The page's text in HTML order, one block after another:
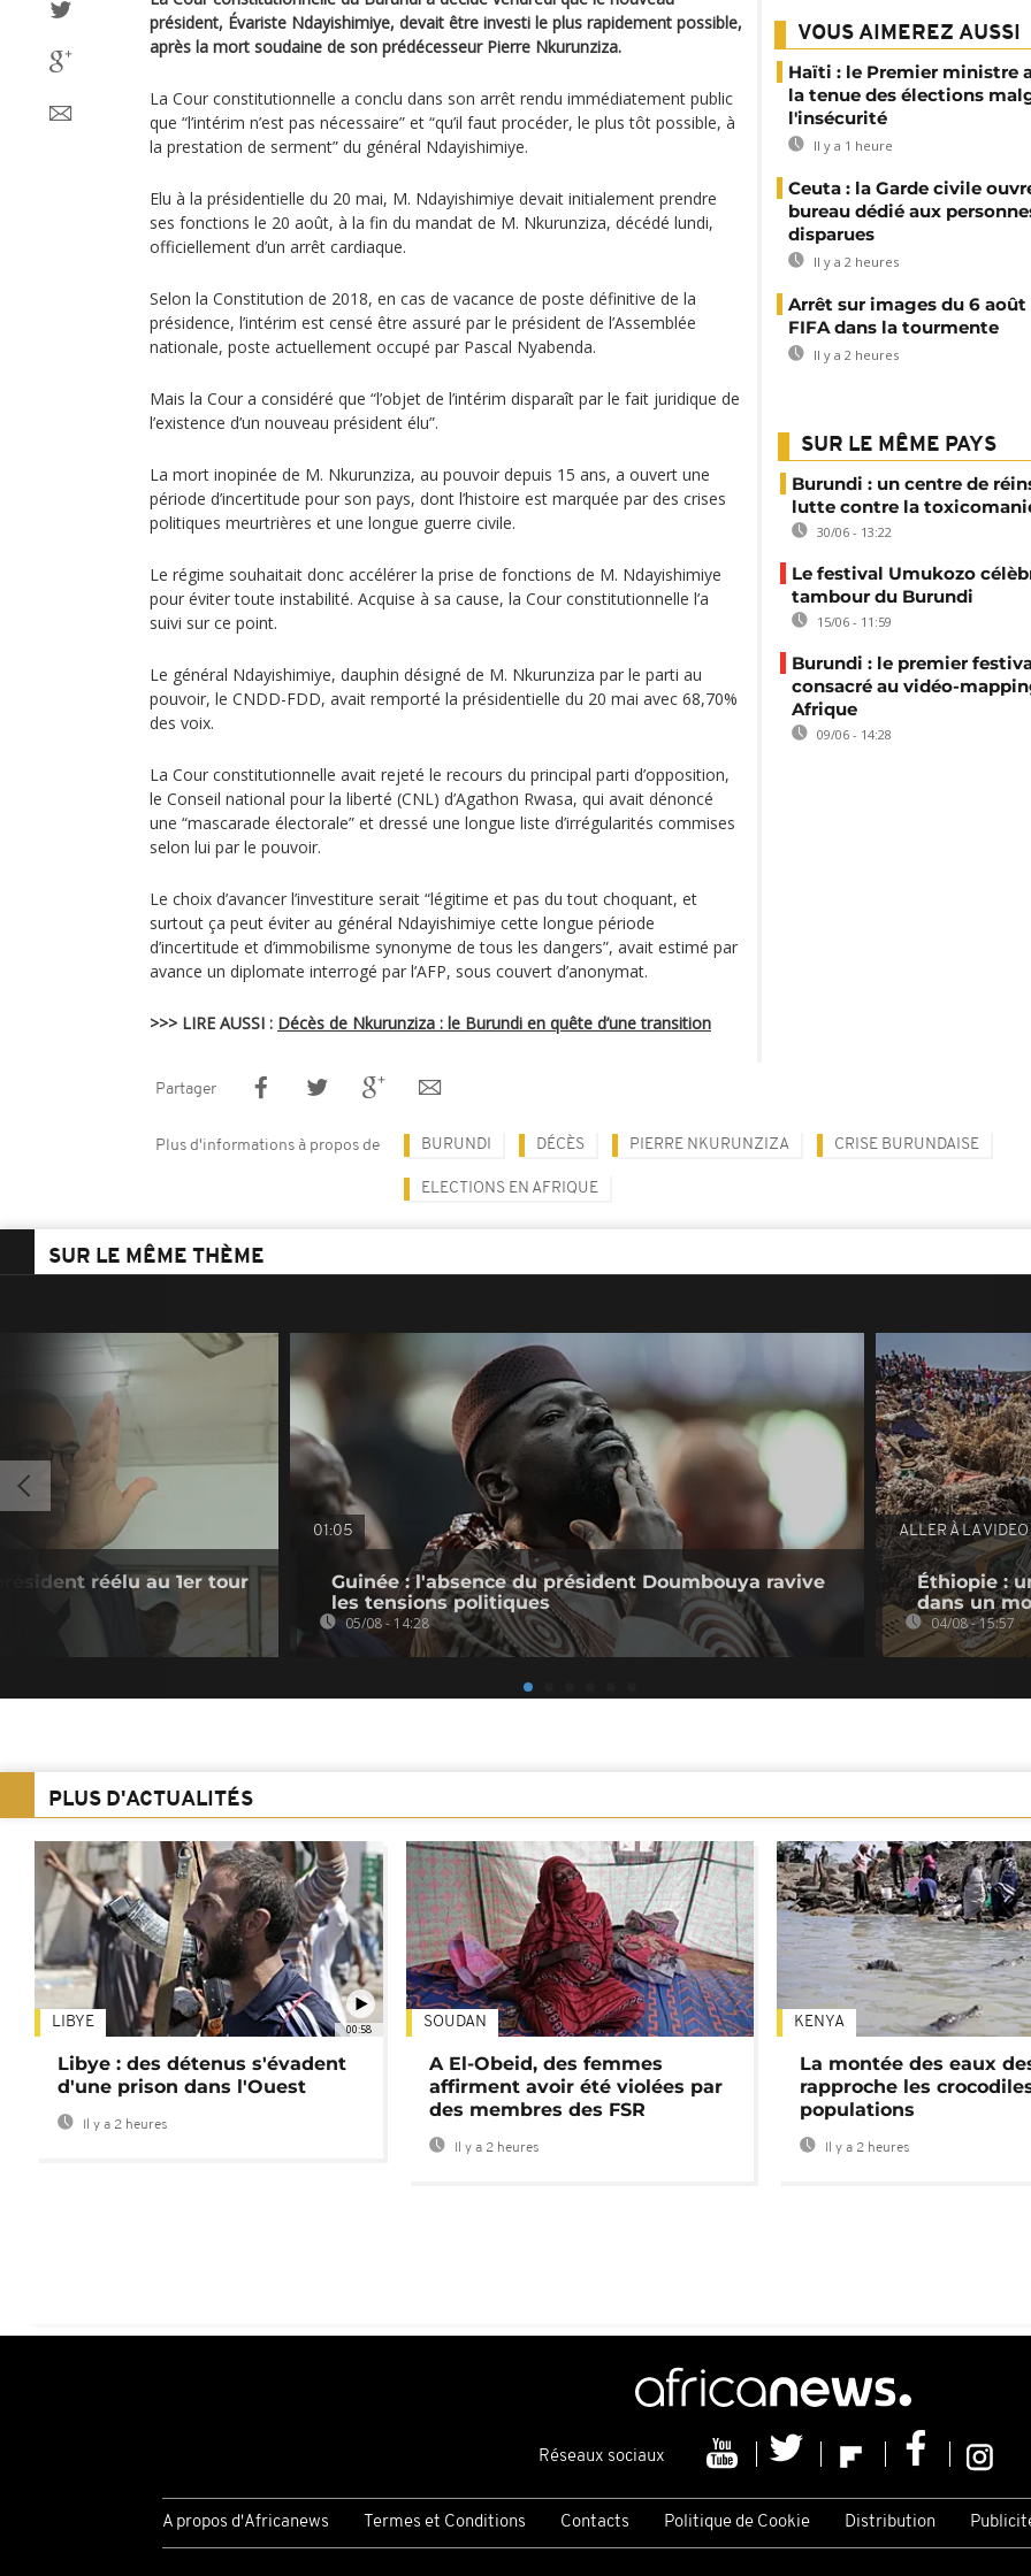
président, Évariste Ndayishimiye, devait être investi le plus rapidement possible,
après la mort soudaine de son prédécesseur Pierre Nkurunziza.
La Cour constitutionnelle a conclu dans son arrêt rendu immédiatement public
que “l’intérim n’est pas nécessaire” et “qu’il faut procéder, le plus tôt possible, à
la prestation de serment” du général Ndayishimiye.
Elu à la présidentielle du 20 mai, M. Ndayishimiye devait initialement prendre
ses fonctions le 20 août, à la fin du mandat de M. Nkurunziza, décédé lundi,
officiellement d’un arrêt cardiaque.
Selon la Constitution de 2018, en cas de vacance de poste définitive de la
présidence, l’intérim est censé être assuré par le président de l’Assemblée
nationale, poste actuellement occupé par Pascal Nyabenda.
Mais la Cour a considéré que “l’objet de l’intérim disparaît par le fait juridique de
l’existence d’un nouveau président élu”.
La mort inopinée de M. Nkurunziza, au pouvoir depuis 15 ans, a ouvert une
période d’incertitude pour son pays, dont l’histoire est marquée par des crises
politiques meurtrières et une longue guerre civile.
Le régime souhaitait donc accélérer la prise de fonctions de M. Ndayishimiye
pour éviter toute instabilité. Acquise à sa cause, la Cour constitutionnelle l’a
suivi sur ce point.
Le général Ndayishimiye, dauphin désigné de M. Nkurunziza par le parti au
pouvoir, le CNDD-FDD, avait remporté la présidentielle du 20 mai avec 68,70%
des voix.
La Cour constitutionnelle avait rejeté le recours du principal parti d’opposition,
le Conseil national pour la liberté (CNL) d’Agathon Rwasa, qui avait dénoncé
une “mascarade électorale” et dressé une longue liste d’irrégularités commises
selon lui par le pouvoir.
Le choix d’avancer l’investiture serait “légitime et pas du tout choquant, et
surtout ça peut éviter au général Ndayishimiye cette longue période
d’incertitude et d’immobilisme synonyme de tous les dangers”, avait estimé par
avance un diplomate interrogé par l’AFP, sous couvert d’anonymat.
>>> LIRE AUSSI : Décès de Nkurunziza : le Burundi en quête d’une transition
VOUS AIMEREZ AUSSI
Haïti : le Premier ministre
la tenue des élections
l'insécurité
Il y a 1 heure
Ceuta : la Garde civile
bureau dédié aux
disparues
Il y a 2 heures
Arrêt sur images du 6 août
FIFA dans la tourmente
Il y a 2 heures
SUR LE MÊME PAYS
Burundi : un centre de
lutte contre la
30/06 - 13:22
Le festival Umukozo
tambour du Burundi
15/06 - 11:59
Burundi : le premier
consacré au vidéo-
Afrique
09/06 - 14:28
Partager
Plus d'informations à propos de BURUNDI DÉCÈS PIERRE NKURUNZIZA CRISE BURUNDAISE
ELECTIONS EN AFRIQUE
SUR LE MÊME THÈME
réélu au 1er tour
01:05
Guinée : l'absence du président Doumbouya ravive
les tensions politiques
05/08 - 14:28
ALLER À LA VIDEO
Éthiopie :
dans un
04/08 - 15:57
PLUS D'ACTUALITÉS
00:58
LIBYE
Libye : des détenus s'évadent
d'une prison dans l'Ouest
Il y a 2 heures
SOUDAN
A El-Obeid, des femmes
affirment avoir été violées par
des membres des FSR
Il y a 2 heures
KENYA
La montée des eaux
rapproche les
populations
Il y a 2 heures
Réseaux sociaux
A propos d'Africanews Termes et Conditions Contacts Politique de Cookie Distribution